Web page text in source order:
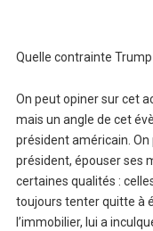
Quelle contrainte
On peut opiner sur cet
mais un angle de cet
président américain. On
président, épouser ses
certaines qualités :
toujours tenter quitte à
l’immobilier, lui a